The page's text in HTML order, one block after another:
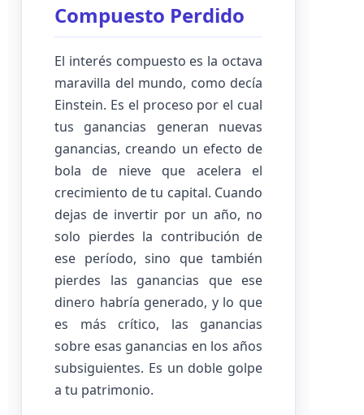
Compuesto Perdido
El interés compuesto es la octava
maravilla del mundo, como decía
Einstein. Es el proceso por el cual
tus ganancias generan nuevas
ganancias, creando un efecto de
bola de nieve que acelera el
crecimiento de tu capital. Cuando
dejas de invertir por un año, no
solo pierdes la contribución de
ese período, sino que también
pierdes las ganancias que ese
dinero habría generado, y lo que
es más crítico, las ganancias
sobre esas ganancias en los años
subsiguientes. Es un doble golpe
a tu patrimonio.